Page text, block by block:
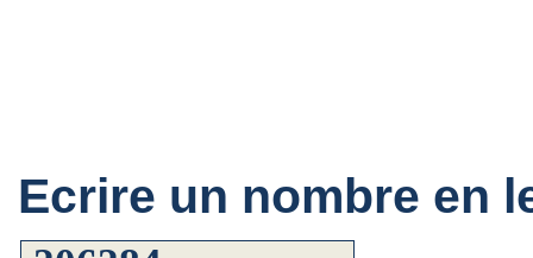
Ecrire un nombre en